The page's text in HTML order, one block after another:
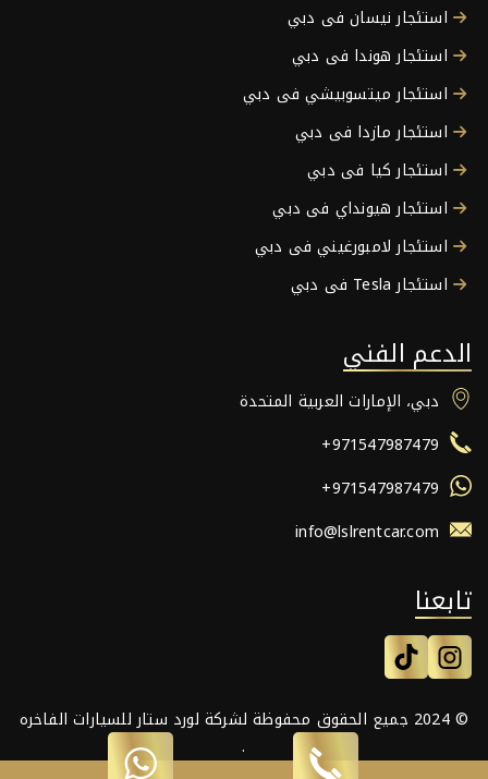
استئجار نيسان فى دبي
استئجار هوندا فى دبي
استئجار ميتسوبيشي فى دبي
استئجار مازدا فى دبي
استئجار كيا فى دبي
استئجار هيونداي فى دبي
استئجار لامبورغيني فى دبي
استئجار Tesla فى دبي
الدعم الفني
دبي، الإمارات العربية المتحدة
+971547987479
+971547987479
info@lslrentcar.com
تابعنا
© 2024 جميع الحقوق محفوظة لشركة لورد ستار للسيارات الفاخره
.